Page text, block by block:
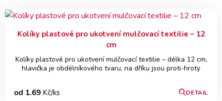
Kolíky plastové pro ukotvení mulčovací textilie – 12
cm
Kolíky plastové pro ukotvení mulčovací textilie – délka 12 cm,
hlavička je obdélníkového tvaru, na dříku jsou proti-hroty
od 1.69 Kč/ks DETAIL